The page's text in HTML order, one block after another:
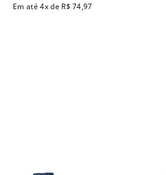
Em até4x de R$ 74,97